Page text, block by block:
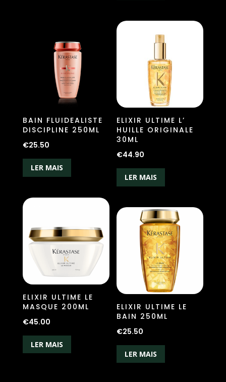
BAIN FLUIDEALISTE
DISCIPLINE 250ML
€25.50
LER MAIS
ELIXIR ULTIME L’
HUILLE ORIGINALE
30ML
€44.90
LER MAIS
ELIXIR ULTIME LE
MASQUE 200ML
€45.00
LER MAIS
ELIXIR ULTIME LE
BAIN 250ML
€25.50
LER MAIS